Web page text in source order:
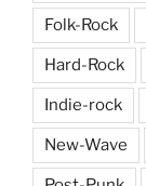
Folk-Rock
Hard-Rock
Indie-rock
New-Wave